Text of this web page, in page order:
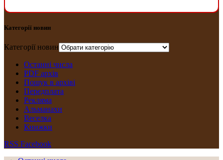
Категорії новин
Категорії новин
Останні числа
PDF архів
Пошук в архіві
Передплата
Рекляма
Альманахи
Веселка
Книжки
RSS Facebook